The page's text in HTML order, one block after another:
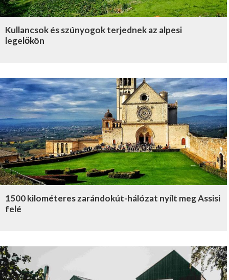
Kullancsok és szúnyogok terjednek az alpesi
legelőkön
1500 kilométeres zarándokút-hálózat nyílt meg Assisi
felé